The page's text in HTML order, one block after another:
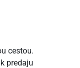
cestou.
predaju